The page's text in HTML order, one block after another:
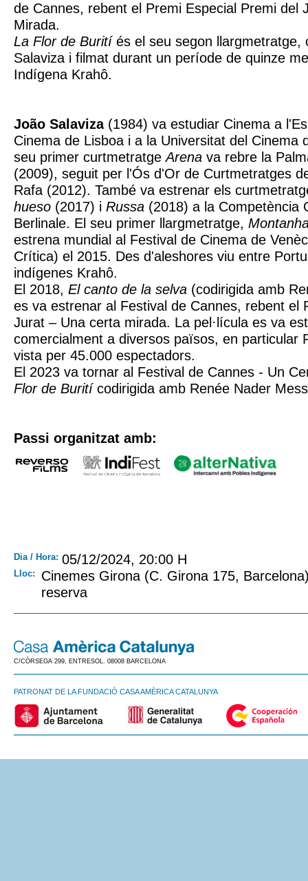
de Cannes, rebent el Premi Especial Premi del
Mirada.
La Flor de Buritíés el seu segon llargmetratge,
Salaviza i filmat durant un període de quinze
Indígena Krahô.
João Salaviza(1984) va estudiar Cinema a
Cinema de Lisboa i a la Universitat del Cinema
seu primer curtmetratgeArena va rebre la
(2009), seguit per l'Ós d'Or de Curtmetratges
Rafa (2012). També va estrenar els
hueso (2017) i Russa (2018) a la Competència
Berlinale. El seu primer llargmetratge,
estrena mundial al Festival de Cinema de
Crítica) el 2015. Des d'aleshores viu entre
indígenes Krahô.
El 2018, El canto de la selva (codirigida amb
es va estrenar al Festival de Cannes, rebent el
Jurat – Una certa mirada. La pel·lícula es va
comercialment a diversos països, en particular
vista per 45.000 espectadors.
El 2023 va tornar al Festival de Cannes - Un
Flor de Buritícodirigida amb Renée Nader
Passi organitzat amb:
Dia / Hora: 05/12/2024, 20:00 H
Lloc:
Cinemes Girona (C. Girona 175,
reserva
C/CÒRSEGA 299, ENTRESOL. 08008 BARCELONA
PATRONAT DE LA FUNDACIÓ CASA AMÈRICA CATALUNYA